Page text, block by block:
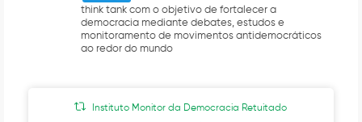
think tank com o objetivo de fortalecer a
democracia mediante debates, estudos e
monitoramento de movimentos antidemocráticos
ao redor do mundo
Instituto Monitor da Democracia Retuitado